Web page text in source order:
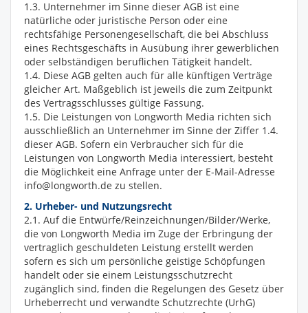
1.3. Unternehmer im Sinne dieser AGB ist eine
natürliche oder juristische Person oder eine
rechtsfähige Personengesellschaft, die bei Abschluss
eines Rechtsgeschäfts in Ausübung ihrer gewerblichen
oder selbständigen beruflichen Tätigkeit handelt.
1.4. Diese AGB gelten auch für alle künftigen Verträge
gleicher Art. Maßgeblich ist jeweils die zum Zeitpunkt
des Vertragsschlusses gültige Fassung.
1.5. Die Leistungen von Longworth Media richten sich
ausschließlich an Unternehmer im Sinne der Ziffer 1.4.
dieser AGB. Sofern ein Verbraucher sich für die
Leistungen von Longworth Media interessiert, besteht
die Möglichkeit eine Anfrage unter der E-Mail-Adresse
info@longworth.de zu stellen.
2. Urheber- und Nutzungsrecht
2.1. Auf die Entwürfe/Reinzeichnungen/Bilder/Werke,
die von Longworth Media im Zuge der Erbringung der
vertraglich geschuldeten Leistung erstellt werden
sofern es sich um persönliche geistige Schöpfungen
handelt oder sie einem Leistungsschutzrecht
zugänglich sind, finden die Regelungen des Gesetz über
Urheberrecht und verwandte Schutzrechte (UrhG)